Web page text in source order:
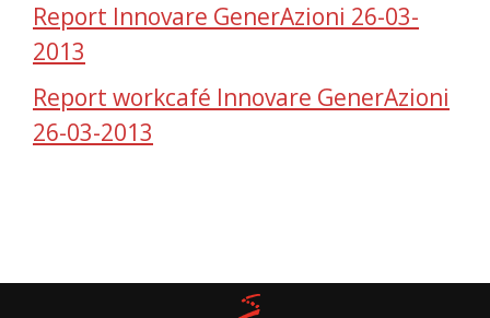
Report Innovare GenerAzioni 26-03-
2013
Report workcafé Innovare GenerAzioni
26-03-2013